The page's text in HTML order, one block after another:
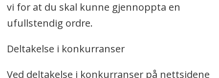
vi for at du skal kunne gjennoppta en
ufullstendig ordre.
Deltakelse i konkurranser
Ved deltakelse i konkurranser på nettsidene